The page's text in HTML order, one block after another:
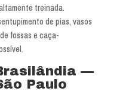
treinada.
de pias, vasos
fossas e caça-
—
Paulo